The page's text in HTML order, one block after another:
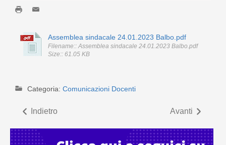
Assemblea sindacale 24.01.2023 Balbo.pdf
Filename:: Assemblea sindacale 24.01.2023 Balbo.pdf
Size:: 61.05 KB
Categoria: Comunicazioni Docenti
Indietro Avanti